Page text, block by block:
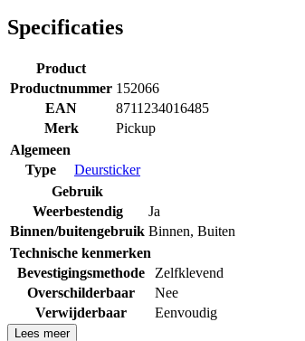
Specificaties
Product
Productnummer 152066
EAN
8711234016485
Merk
Pickup
Algemeen
Type
Deursticker
Gebruik
Weerbestendig
Ja
Binnen/buitengebruik Binnen, Buiten
Technische kenmerken
Bevestigingsmethode
Zelfklevend
Overschilderbaar
Nee
Verwijderbaar
Eenvoudig
Lees meer